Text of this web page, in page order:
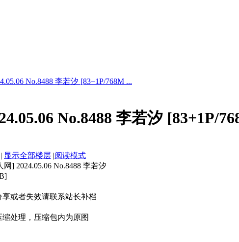
No.8488 李若汐 [83+1P/768M ...
No.8488 李若汐 [83+1P/
| 显示全部楼层 |阅读模式
] 2024.05.06 No.8488 李若汐
享或者失效请联系站长补档
缩处理，压缩包内为原图